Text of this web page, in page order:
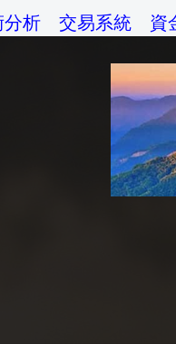
分析 交易系統 資